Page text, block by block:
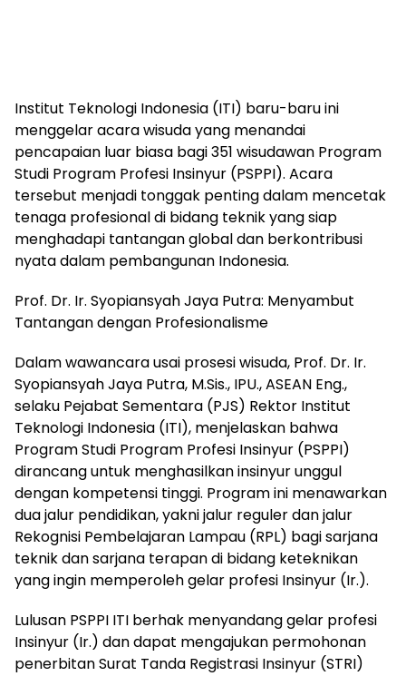
Institut Teknologi Indonesia (ITI) baru-baru ini
menggelar acara wisuda yang menandai
pencapaian luar biasa bagi 351 wisudawan Program
Studi Program Profesi Insinyur (PSPPI). Acara
tersebut menjadi tonggak penting dalam mencetak
tenaga profesional di bidang teknik yang siap
menghadapi tantangan global dan berkontribusi
nyata dalam pembangunan Indonesia.
Prof. Dr. Ir. Syopiansyah Jaya Putra: Menyambut
Tantangan dengan Profesionalisme
Dalam wawancara usai prosesi wisuda, Prof. Dr. Ir.
Syopiansyah Jaya Putra, M.Sis., IPU., ASEAN Eng.,
selaku Pejabat Sementara (PJS) Rektor Institut
Teknologi Indonesia (ITI), menjelaskan bahwa
Program Studi Program Profesi Insinyur (PSPPI)
dirancang untuk menghasilkan insinyur unggul
dengan kompetensi tinggi. Program ini menawarkan
dua jalur pendidikan, yakni jalur reguler dan jalur
Rekognisi Pembelajaran Lampau (RPL) bagi sarjana
teknik dan sarjana terapan di bidang keteknikan
yang ingin memperoleh gelar profesi Insinyur (Ir.).
Lulusan PSPPI ITI berhak menyandang gelar profesi
Insinyur (Ir.) dan dapat mengajukan permohonan
penerbitan Surat Tanda Registrasi Insinyur (STRI)